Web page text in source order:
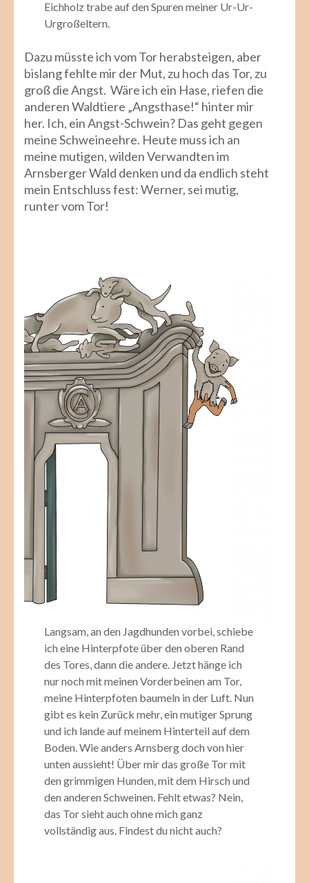
Eichholz trabe auf den Spuren meiner Ur-Ur-
Urgroßeltern.
Dazu müsste ich vom Tor herabsteigen, aber
bislang fehlte mir der Mut, zu hoch das Tor, zu
groß die Angst. Wäre ich ein Hase, riefen die
anderen Waldtiere „Angsthase!“ hinter mir
her. Ich, ein Angst-Schwein? Das geht gegen
meine Schweineehre. Heute muss ich an
meine mutigen, wilden Verwandten im
Arnsberger Wald denken und da endlich steht
mein Entschluss fest: Werner, sei mutig,
runter vom Tor!
Langsam, an den Jagdhunden vorbei, schiebe
ich eine Hinterpfote über den oberen Rand
des Tores, dann die andere. Jetzt hänge ich
nur noch mit meinen Vorderbeinen am Tor,
meine Hinterpfoten baumeln in der Luft. Nun
gibt es kein Zurück mehr, ein mutiger Sprung
und ich lande auf meinem Hinterteil auf dem
Boden. Wie anders Arnsberg doch von hier
unten aussieht! Über mir das große Tor mit
den grimmigen Hunden, mit dem Hirsch und
den anderen Schweinen. Fehlt etwas? Nein,
das Tor sieht auch ohne mich ganz
vollständig aus. Findest du nicht auch?